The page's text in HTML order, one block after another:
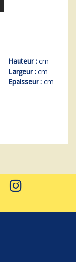
Hauteur : cm
Largeur : cm
Epaisseur : cm